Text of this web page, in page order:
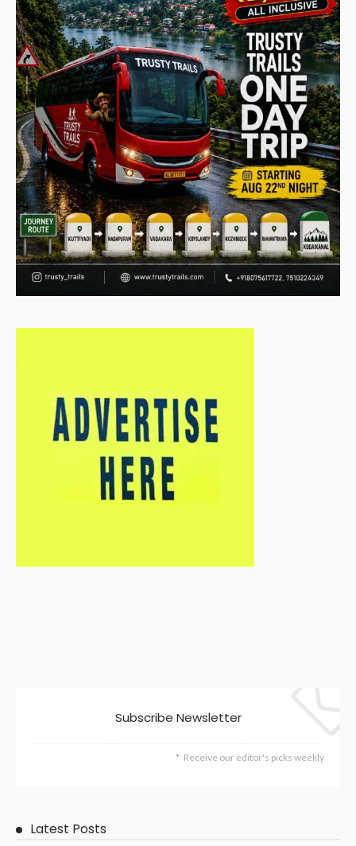
Subscribe Newsletter
Receive our editor's picks weekly
Latest Posts